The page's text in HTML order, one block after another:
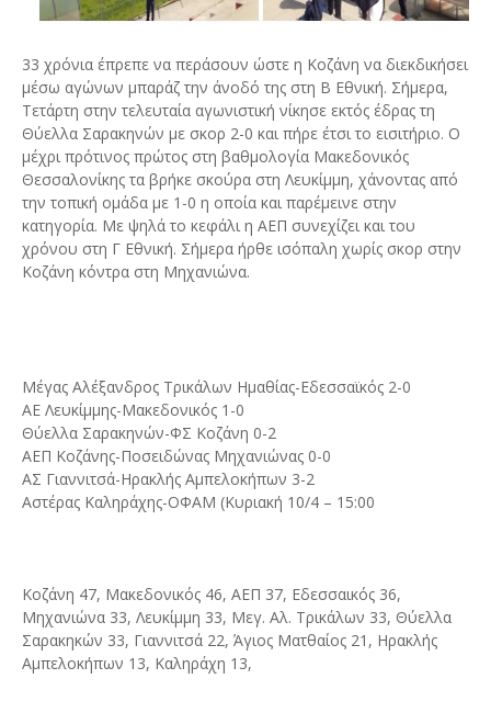
33 χρόνια έπρεπε να περάσουν ώστε η Κοζάνη να διεκδικήσει
μέσω αγώνων μπαράζ την άνοδό της στη Β Εθνική. Σήμερα,
Τετάρτη στην τελευταία αγωνιστική νίκησε εκτός έδρας τη
Θύελλα Σαρακηνών με σκορ 2-0 και πήρε έτσι το εισιτήριο. Ο
μέχρι πρότινος πρώτος στη βαθμολογία Μακεδονικός
Θεσσαλονίκης τα βρήκε σκούρα στη Λευκίμμη, χάνοντας από
την τοπική ομάδα με 1-0 η οποία και παρέμεινε στην
κατηγορία. Με ψηλά το κεφάλι η ΑΕΠ συνεχίζει και του
χρόνου στη Γ Εθνική. Σήμερα ήρθε ισόπαλη χωρίς σκορ στην
Κοζάνη κόντρα στη Μηχανιώνα.
Μέγας Αλέξανδρος Τρικάλων Ημαθίας-Εδεσσαϊκός 2-0
ΑΕ Λευκίμμης-Μακεδονικός 1-0
Θύελλα Σαρακηνών-ΦΣ Κοζάνη 0-2
ΑΕΠ Κοζάνης-Ποσειδώνας Μηχανιώνας 0-0
ΑΣ Γιαννιτσά-Ηρακλής Αμπελοκήπων 3-2
Αστέρας Καληράχης-ΟΦΑΜ (Κυριακή 10/4 – 15:00
Κοζάνη 47, Μακεδονικός 46, ΑΕΠ 37, Εδεσσαικός 36,
Μηχανιώνα 33, Λευκίμμη 33, Μεγ. Αλ. Τρικάλων 33, Θύελλα
Σαρακηκών 33, Γιαννιτσά 22, Άγιος Ματθαίος 21, Ηρακλής
Αμπελοκήπων 13, Καληράχη 13,